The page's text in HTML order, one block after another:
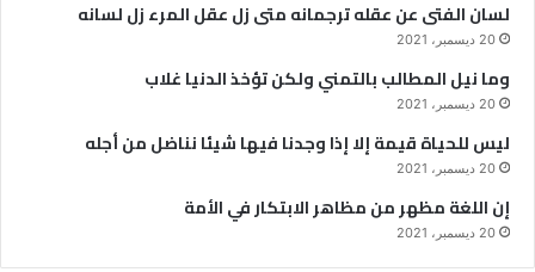
لسان الفتى عن عقله ترجمانه متى زل عقل المرء زل لسانه
20 ديسمبر، 2021
وما نيل المطالب بالتمني ولكن تؤخذ الدنيا غلاب
20 ديسمبر، 2021
ليس للحياة قيمة إلا إذا وجدنا فيها شيئا نناضل من أجله
20 ديسمبر، 2021
إن اللغة مظهر من مظاهر الابتكار في الأمة
20 ديسمبر، 2021